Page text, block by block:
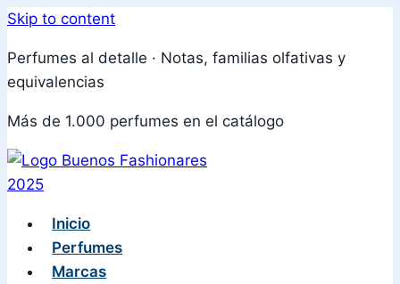
Skip to content
Perfumes al detalle · Notas, familias olfativas y
equivalencias
Más de 1.000 perfumes en el catálogo
Inicio
Perfumes
Marcas